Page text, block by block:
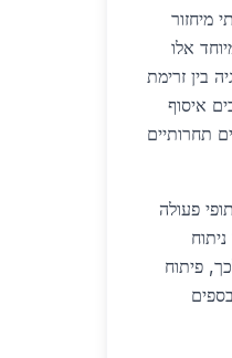
מיחזור
אלו
בין זרימת
איסוף
תחרותיים
פעולה
פיתוח